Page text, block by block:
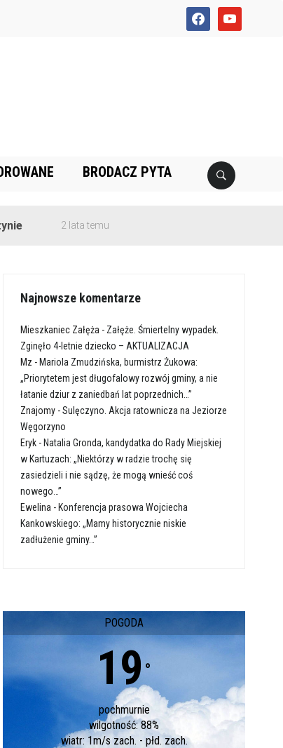
facebookyoutube
BRODACZ PYTA
2 lata temu
Najnowsze komentarze
Mieszkaniec Załęża - Załęże. Śmiertelny wypadek.
Zginęło 4-letnie dziecko – AKTUALIZACJA
Mz - Mariola Zmudzińska, burmistrz Żukowa:
„Priorytetem jest długofalowy rozwój gminy, a nie
łatanie dziur z zaniedbań lat poprzednich…”
Znajomy -Sulęczyno. Akcja ratownicza na Jeziorze
Węgorzyno
Eryk - Natalia Gronda, kandydatka do Rady Miejskiej
w Kartuzach: „Niektórzy w radzie trochę się
zasiedzieli i nie sądzę, że mogą wnieść coś
nowego…”
Ewelina - Konferencja prasowa Wojciecha
Kankowskiego: „Mamy historycznie niskie
zadłużenie gminy…”
POGODA
19 °
pochmurnie
wilgotność: 88%
wiatr: 1m/s zach. - płd. zach.